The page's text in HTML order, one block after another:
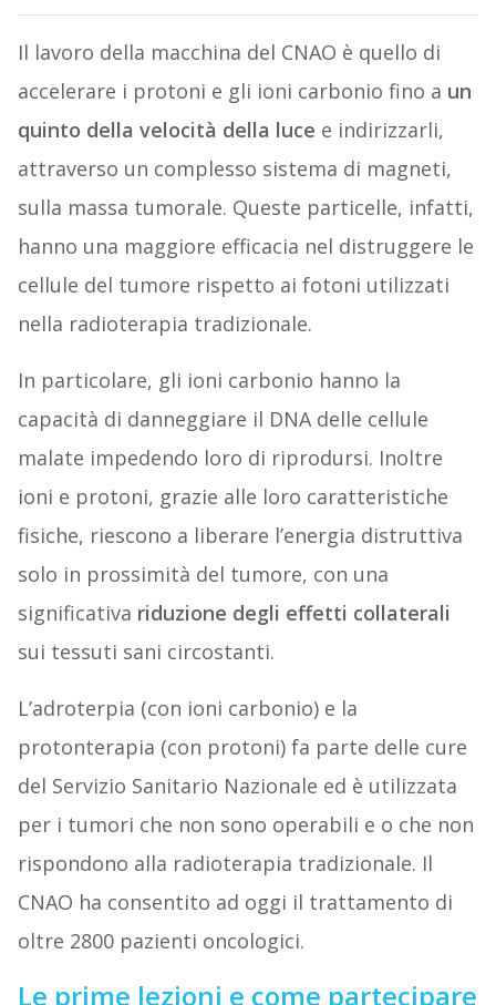
Il lavoro della macchina del CNAO è quello di
accelerare i protoni e gli ioni carbonio fino a un
quinto della velocità della luce e indirizzarli,
attraverso un complesso sistema di magneti,
sulla massa tumorale. Queste particelle, infatti,
hanno una maggiore efficacia nel distruggere le
cellule del tumore rispetto ai fotoni utilizzati
nella radioterapia tradizionale.
In particolare, gli ioni carbonio hanno la
capacità di danneggiare il DNA delle cellule
malate impedendo loro di riprodursi. Inoltre
ioni e protoni, grazie alle loro caratteristiche
fisiche, riescono a liberare l’energia distruttiva
solo in prossimità del tumore, con una
significativa riduzione degli effetti collaterali
sui tessuti sani circostanti.
L’adroterpia (con ioni carbonio) e la
protonterapia (con protoni) fa parte delle cure
del Servizio Sanitario Nazionale ed è utilizzata
per i tumori che non sono operabili e o che non
rispondono alla radioterapia tradizionale. Il
CNAO ha consentito ad oggi il trattamento di
oltre 2800 pazienti oncologici.
Le prime lezioni e come partecipare